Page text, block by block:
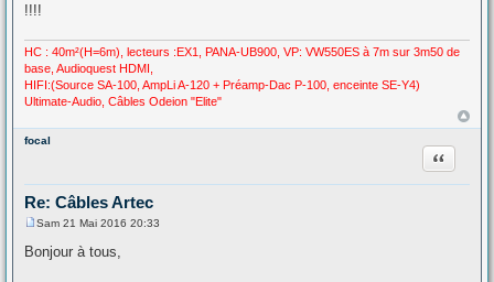
!!!!
HC : 40m²(H=6m), lecteurs :EX1, PANA-UB900, VP: VW550ES à 7m sur 3m50 de
base, Audioquest HDMI,
HIFI:(Source SA-100, AmpLi A-120 + Préamp-Dac P-100, enceinte SE-Y4)
Ultimate-Audio, Câbles Odeion "Elite"
focal
Re: Câbles Artec
Citation
s
Sam 21 Mai 2016 20:33
Bonjour à tous,